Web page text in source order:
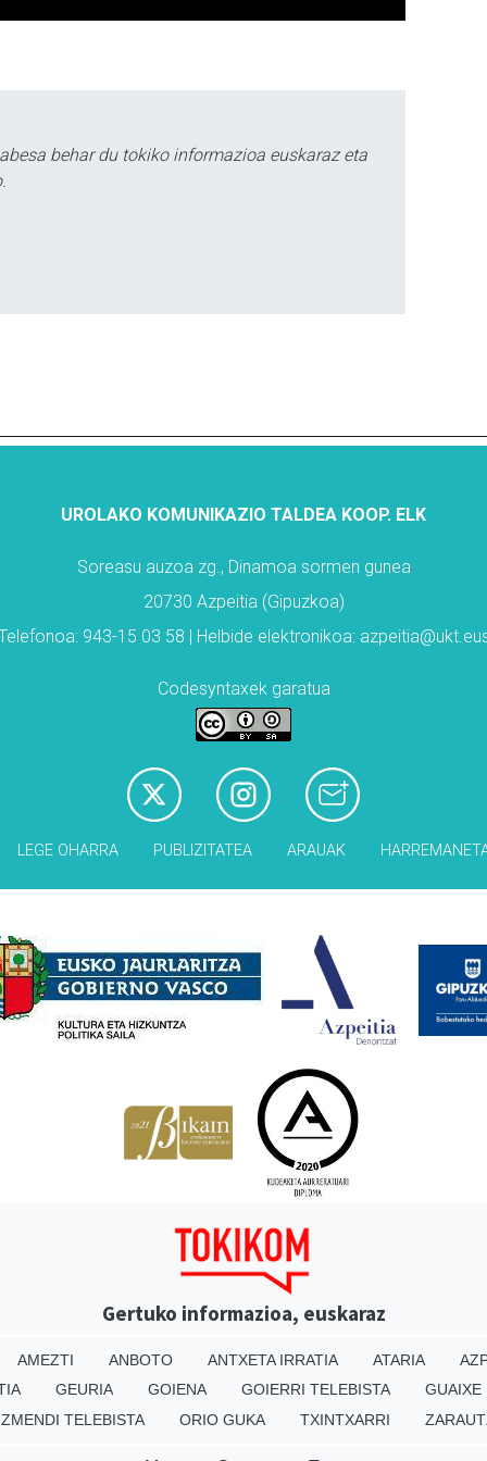
behar du tokiko informazioa euskaraz eta
UROLAKO KOMUNIKAZIO TALDEA KOOP. ELK
Soreasu auzoa zg., Dinamoa sormen gunea
20730 Azpeitia (Gipuzkoa)
943-15 03 58 | Helbide elektronikoa:
Codesyntaxek garatua
LEGE OHARRA PUBLIZITATEA ARAUAK
Gertuko informazioa, euskaraz
AMEZTI ANBOTO ANTXETA IRRATIA ATARIA
GEURIA GOIENA GOIERRI TELEBISTA
GUAIXE
TELEBISTA
ORIO GUKA TXINTXARRI